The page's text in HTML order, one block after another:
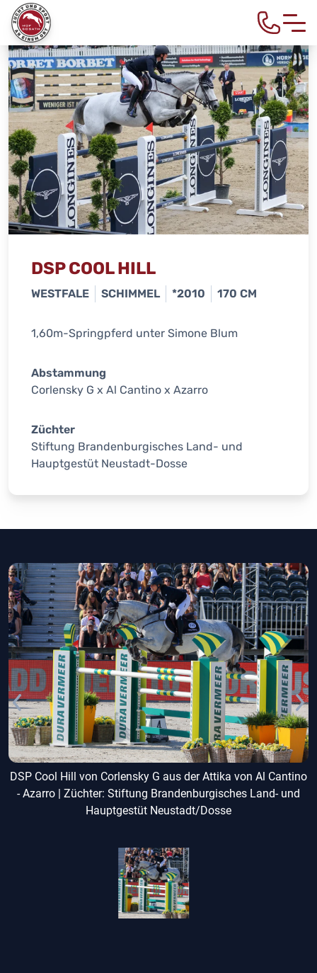
DSP COOL HILL
WESTFALE SCHIMMEL *2010 170 CM
1,60m-Springpferd unter Simone Blum
Abstammung
Corlensky G x Al Cantino x Azarro
Züchter
Stiftung Brandenburgisches Land- und
Hauptgestüt Neustadt-Dosse
DSP Cool Hill von Corlensky G aus der Attika von Al Cantino
- Azarro | Züchter: Stiftung Brandenburgisches Land- und
Hauptgestüt Neustadt/Dosse